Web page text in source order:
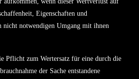
Eigenschaften und
nicht notwendigen Umgang mit ihnen
Pflicht zum Wertersatz für eine durch die
der Sache entstandene